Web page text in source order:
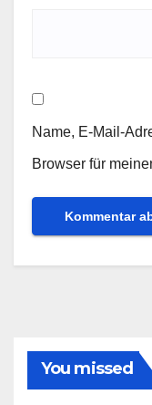
Name, E-Mail-
Browser für
You missed